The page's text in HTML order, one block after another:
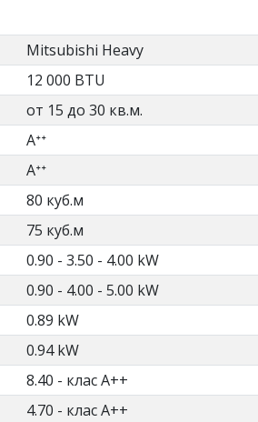
Mitsubishi Heavy
12 000 BTU
от 15 до 30 кв.м.
Aᐩᐩ
Aᐩᐩ
80 куб.м
75 куб.м
0.90 - 3.50 - 4.00 kW
0.90 - 4.00 - 5.00 kW
0.89 kW
0.94 kW
8.40 - клас А++
4.70 - клас А++